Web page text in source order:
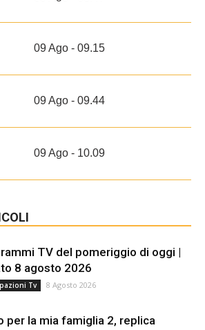
09 Ago - 09.15
09 Ago - 09.44
09 Ago - 10.09
TV del pomeriggio di oggi |
8 agosto 2026
Tv 8 Agosto 2026
per la mia famiglia 2, replica